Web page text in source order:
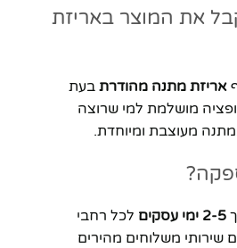
את המוצר באריזת
אריזת מתנה מהודרת בעת
מושלמת למי שרוצה
מעוצבת ומיוחדת.
2-5 ימי עסקים
לכל רחבי
שירותי משלוחים מהירים